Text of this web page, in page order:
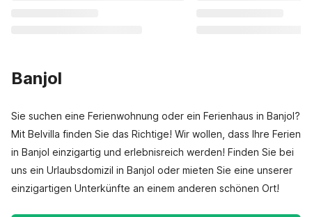
Banjol
Sie suchen eine Ferienwohnung oder ein Ferienhaus in Banjol?
Mit Belvilla finden Sie das Richtige! Wir wollen, dass Ihre Ferien
in Banjol einzigartig und erlebnisreich werden! Finden Sie bei
uns ein Urlaubsdomizil in Banjol oder mieten Sie eine unserer
einzigartigen Unterkünfte an einem anderen schönen Ort!